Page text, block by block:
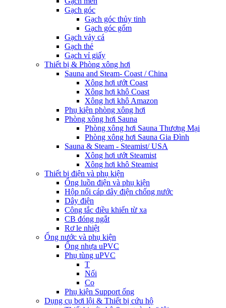
Gạch góc
Gạch góc thủy tinh
Gạch góc gốm
Gạch vảy cá
Gạch thẻ
Gạch vỉ giấy
Thiết bị & Phòng xông hơi
Sauna and Steam- Coast / China
Xông hơi ướt Coast
Xông hơi khô Coast
Xông hơi khô Amazon
Phụ kiện phòng xông hơi
Phòng xông hơi Sauna
Phòng xông hơi Sauna Thương Mại
Phòng xông hơi Sauna Gia Đình
Sauna & Steam - Steamist/ USA
Xông hơi ướt Steamist
Xông hơi khô Steamist
Thiết bị điện và phụ kiện
Ống luồn điện và phụ kiện
Hộp nối cáp dây điện chống nước
Dây điện
Công tắc điều khiển từ xa
CB đóng ngắt
Rơ le nhiệt
Ống nước và phụ kiện
Ống nhựa uPVC
Phụ tùng uPVC
T
Nối
Co
Phụ kiện Support ống
Dụng cụ bơi lội & Thiết bị cứu hộ